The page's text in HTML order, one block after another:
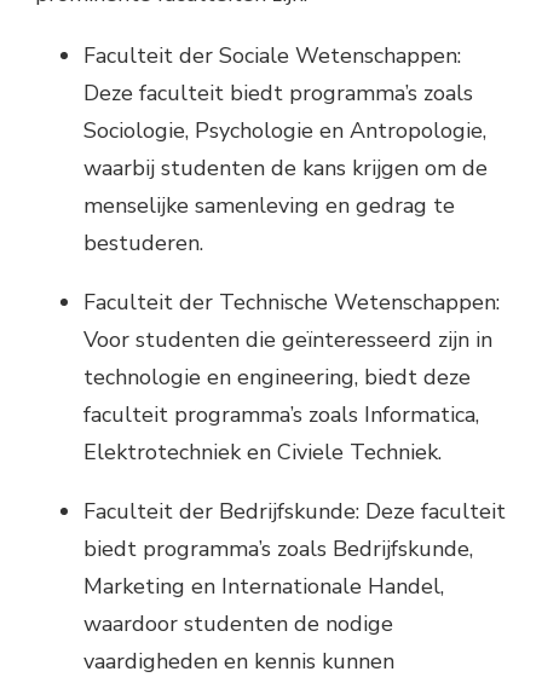
Faculteit der Sociale Wetenschappen:
Deze faculteit biedt programma’s zoals
Sociologie, Psychologie en Antropologie,
waarbij studenten de kans krijgen om de
menselijke samenleving en gedrag te
bestuderen.
Faculteit der Technische Wetenschappen:
Voor studenten die geïnteresseerd zijn in
technologie en engineering, biedt deze
faculteit programma’s zoals Informatica,
Elektrotechniek en Civiele Techniek.
Faculteit der Bedrijfskunde: Deze faculteit
biedt programma’s zoals Bedrijfskunde,
Marketing en Internationale Handel,
waardoor studenten de nodige
vaardigheden en kennis kunnen